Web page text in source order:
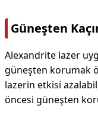
Güneşten
Alexandrite lazer
güneşten korumak
lazerin etkisi
öncesi güneşten